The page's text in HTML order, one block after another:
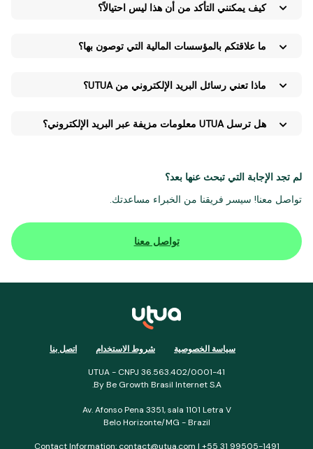
كيف يمكنني التأكد من أن هذا ليس احتيالاً؟
ما علاقتكم بالمؤسسات المالية التي توصون بها؟
ماذا تعني رسائل البريد الإلكتروني من UTUA؟
هل ترسل UTUA معلومات مزيفة عبر البريد الإلكتروني؟
لم تجد الإجابة التي تبحث عنها بعد؟
تواصل معنا! سيسر فريقنا من الخبراء مساعدتك.
تواصل معنا
سياسة الخصوصية شروط الاستخدام اتصل بنا
UTUA - CNPJ 36.563.402/0001-41
By Be Growth Brasil Internet S.A.
Av. Afonso Pena 3351, sala 1101 Letra V
Belo Horizonte/MG - Brazil
Contact Information: contact@utua.com | +55 31 99505-1491